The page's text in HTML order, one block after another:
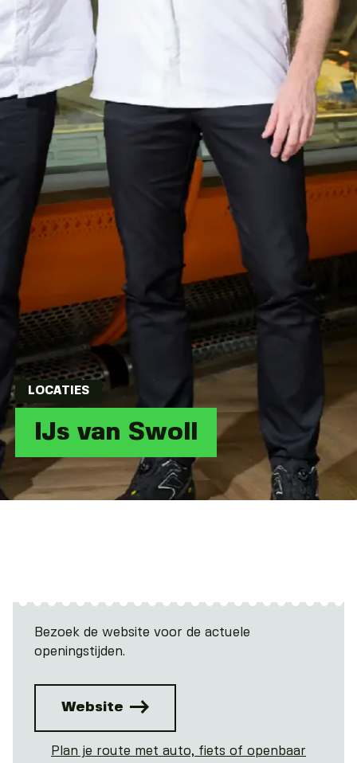
LOCATIES
IJs van Swoll
Bezoek de website voor de actuele
openingstijden.
Website
Plan je route met auto, fiets of openbaar